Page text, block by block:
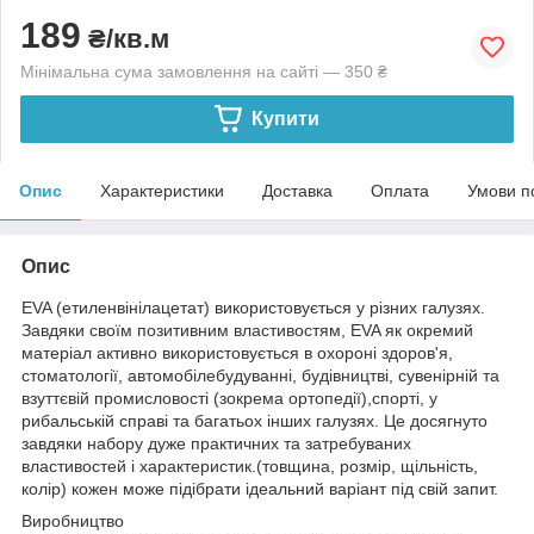
189 ₴/кв.м
Мінімальна сума замовлення на сайті — 350 ₴
Купити
Опис Характеристики Доставка Оплата Умови
Опис
EVA (етиленвінілацетат) використовується у різних галузях.
Завдяки своїм позитивним властивостям, EVA як окремий
матеріал активно використовується в охороні здоров'я,
стоматології, автомобілебудуванні, будівництві, сувенірній та
взуттєвій промисловості (зокрема ортопедії),спорті, у
рибальській справі та багатьох інших галузях. Це досягнуто
завдяки набору дуже практичних та затребуваних
властивостей і характеристик.(товщина, розмір, щільність,
колір) кожен може підібрати ідеальний варіант під свій запит.
Виробництво